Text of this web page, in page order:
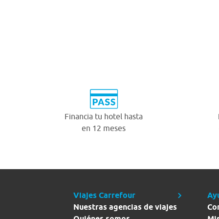
Financia tu hotel hasta
en 12 meses
Viajes Carrefour
Nuestras agencias de viajes